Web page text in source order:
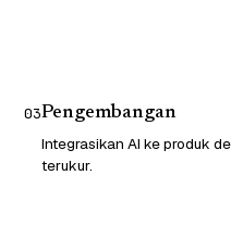
03Pengembangan
Integrasikan AI ke produk
terukur.